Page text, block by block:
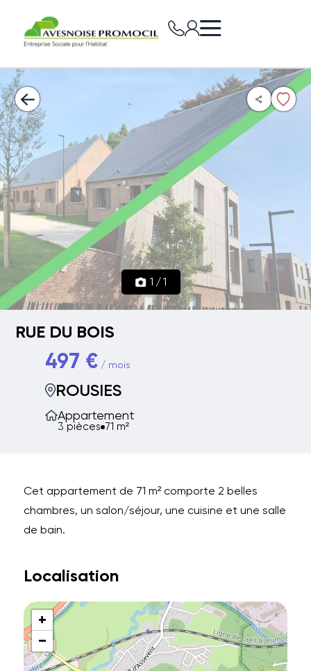
1 /1
RUE DU BOIS
497 €/ mois
ROUSIES
Appartement
3 pièces 71 m²
Cet appartement de 71 m² comporte 2 belles
chambres, un salon/séjour, une cuisine et une salle
de bain.
Localisation
+
−